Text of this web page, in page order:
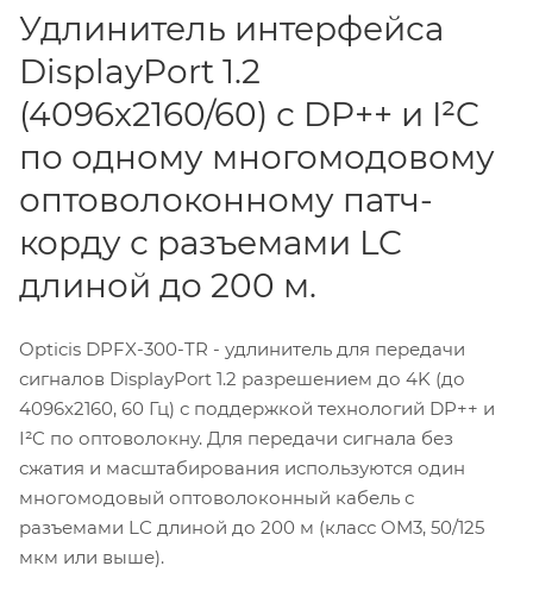
Удлинитель интерфейса
DisplayPort 1.2
(4096x2160/60) с DP++ и I²C
по одному многомодовому
оптоволоконному патч-
корду с разъемами LC
длиной до 200 м.
Opticis DPFX-300-TR - удлинитель для передачи
сигналов DisplayPort 1.2 разрешением до 4K (до
4096x2160, 60 Гц) с поддержкой технологий DP++ и
I²C по оптоволокну. Для передачи сигнала без
сжатия и масштабирования используются один
многомодовый оптоволоконный кабель с
разъемами LC длиной до 200 м (класс OM3, 50/125
мкм или выше).